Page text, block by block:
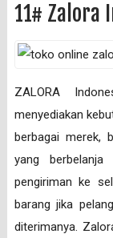
11# Zalora
ZALORA
menyediakan
berbagai merek,
yang
pengiriman ke
barang jika
diterimanya.